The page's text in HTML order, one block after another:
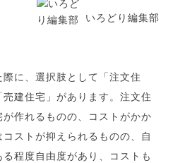
いろどり編集部
に、選択肢として「注文住
建住宅」があります。注文住
作れるものの、コストがかか
コストが抑えられるものの、自
程度自由度があり、コストも